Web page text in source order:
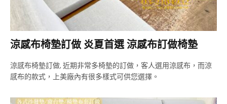
涼感布椅墊訂做 炎夏首選 涼感布訂做椅墊
涼感布椅墊訂做, 近期非常多椅墊的訂做，客人選用涼感布，而涼
感布的款式，上美廠內有很多樣式可供您選擇。